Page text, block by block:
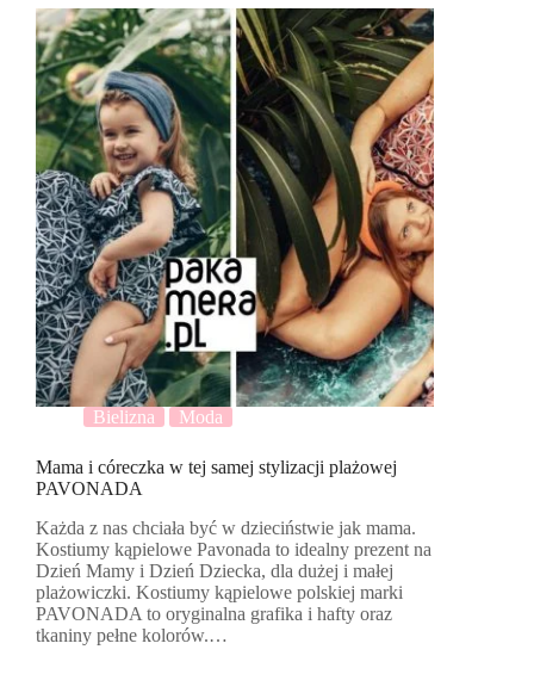
Bielizna Moda
Mama i córeczka w tej samej stylizacji plażowej
PAVONADA
Każda z nas chciała być w dzieciństwie jak mama.
Kostiumy kąpielowe Pavonada to idealny prezent na
Dzień Mamy i Dzień Dziecka, dla dużej i małej
plażowiczki. Kostiumy kąpielowe polskiej marki
PAVONADA to oryginalna grafika i hafty oraz
tkaniny pełne kolorów.…